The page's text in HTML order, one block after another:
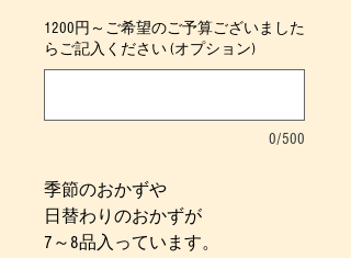
1200円～ご希望のご予算ございました
らご記入ください (オプション)
0/500
季節のおかずや
日替わりのおかずが
7～8品入っています。